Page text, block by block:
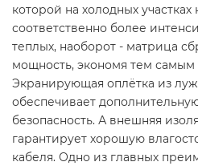
которой на холодных
соответственно более
теплых, наоборот - матрица
мощность, экономя тем самым
Экранирующая оплётка из
обеспечивает
безопасность. А внешняя
гарантирует хорошую
кабеля. Одно из главных